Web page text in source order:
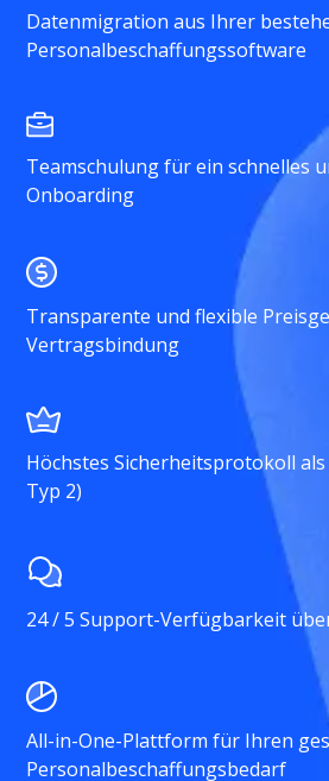
Datenmigration aus Ihrer
Personalbeschaffungssoftware
Teamschulung für ein schnelles
Onboarding
Transparente und flexible
Vertragsbindung
Höchstes Sicherheitsprotokoll als
Typ 2)
24 / 5 Support-Verfügbarkeit
All-in-One-Plattform für Ihren
Personalbeschaffungsbedarf